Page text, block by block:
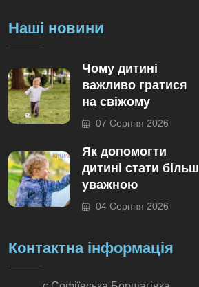
Наші новини
Чому дитині
важливо гратися
на свіжому
07 Серпня 2026
Як допомогти
дитині стати більш
уважною
04 Серпня 2026
Контактна інформація